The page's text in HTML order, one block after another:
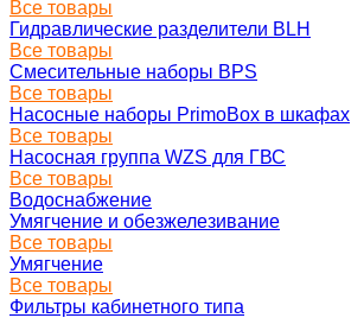
Все товары
Гидравлические разделители BLH
Все товары
Смесительные наборы BPS
Все товары
Насосные наборы PrimoBox в шкафах
Все товары
Насосная группа WZS для ГВС
Все товары
Водоснабжение
Умягчение и обезжелезивание
Все товары
Умягчение
Все товары
Фильтры кабинетного типа